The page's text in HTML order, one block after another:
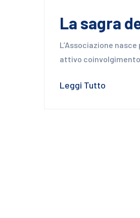
La sagra
L’Associazione
attivo
Leggi Tutto